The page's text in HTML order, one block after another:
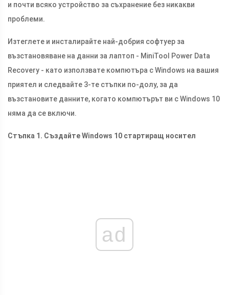
и почти всяко устройство за съхранение без никакви
проблеми.
Изтеглете и инсталирайте най-добрия софтуер за
възстановяване на данни за лаптоп - MiniTool Power Data
Recovery - като използвате компютъра с Windows на вашия
приятел и следвайте 3-те стъпки по-долу, за да
възстановите данните, когато компютърът ви с Windows 10
няма да се включи.
Стъпка 1. Създайте Windows 10 стартиращ носител
ad